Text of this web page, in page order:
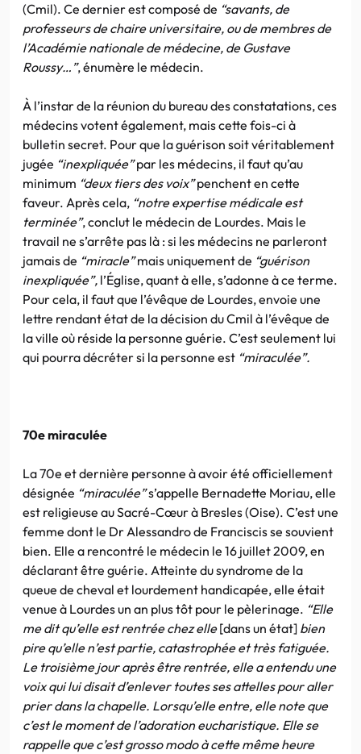
(Cmil). Ce dernier est composé de “savants, de
professeurs de chaire universitaire, ou de membres de
l’Académie nationale de médecine, de Gustave
Roussy…”, énumère le médecin.
À l’instar de la réunion du bureau des constatations, ces
médecins votent également, mais cette fois-ci à
bulletin secret. Pour que la guérison soit véritablement
jugée “inexpliquée”par les médecins, il faut qu’au
minimum “deux tiers des voix”penchent en cette
faveur. Après cela, “notre expertise médicale est
terminée”, conclut le médecin de Lourdes. Mais le
travail ne s’arrête pas là : si les médecins ne parleront
jamais de “miracle”mais uniquement de “guérison
inexpliquée”, l’Église, quant à elle, s’adonne à ce terme.
Pour cela, il faut que l’évêque de Lourdes, envoie une
lettre rendant état de la décision du Cmil à l’évêque de
la ville où réside la personne guérie. C’est seulement lui
qui pourra décréter si la personne est “miraculée”.
70e miraculée
La 70e et dernière personne à avoir été officiellement
désignée “miraculée”s’appelle Bernadette Moriau, elle
est religieuse au Sacré-Cœur à Bresles (Oise). C’est une
femme dont le Dr Alessandro de Franciscis se souvient
bien. Elle a rencontré le médecin le 16 juillet 2009, en
déclarant être guérie. Atteinte du syndrome de la
queue de cheval et lourdement handicapée, elle était
venue à Lourdes un an plus tôt pour le pèlerinage. “Elle
me dit qu’elle est rentrée chez elle[dans un état] bien
pire qu’elle n’est partie, catastrophée et très fatiguée.
Le troisième jour après être rentrée, elle a entendu une
voix qui lui disait d’enlever toutes ses attelles pour aller
prier dans la chapelle. Lorsqu’elle entre, elle note que
c’est le moment de l’adoration eucharistique. Elle se
rappelle que c’est grosso modo à cette même heure